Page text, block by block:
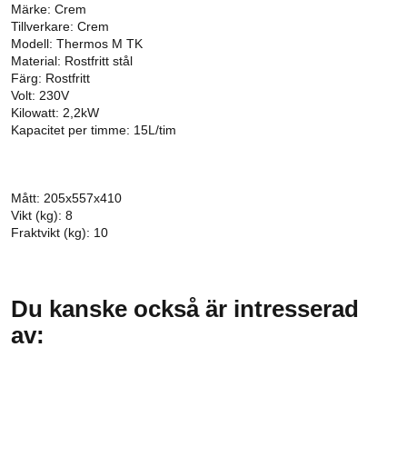
Märke: Crem
Tillverkare: Crem
Modell: Thermos M TK
Material: Rostfritt stål
Färg: Rostfritt
Volt: 230V
Kilowatt: 2,2kW
Kapacitet per timme: 15L/tim
Mått: 205x557x410
Vikt (kg): 8
Fraktvikt (kg): 10
Du kanske också är intresserad
av: